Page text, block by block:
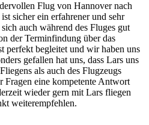
Flug von Hannover nach
sicher ein erfahrener und sehr
auch während des Fluges gut
der Terminfindung über das
perfekt begleitet und wir haben uns
gefallen hat uns, dass Lars uns
als auch des Flugzeugs
Fragen eine kompetente Antwort
wieder gern mit Lars fliegen
weiterempfehlen.